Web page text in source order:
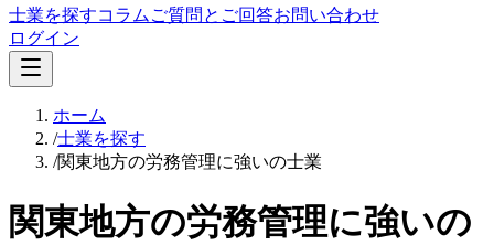
士業を探すコラム ご質問とご回答お問い合わせ
ログイン
ホーム
/士業を探す
/関東地方の労務管理に強いの士業
関東地方の労務管理に強いの